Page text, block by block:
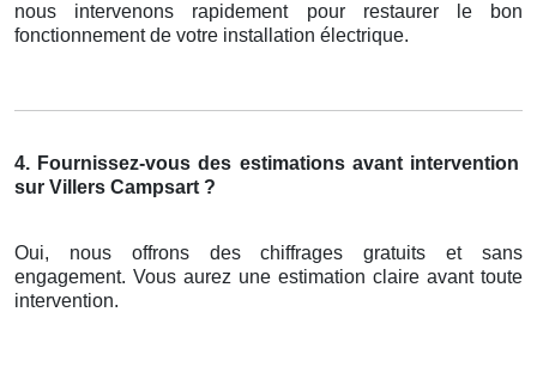
nous intervenons rapidement pour restaurer le bon
fonctionnement de votre installation é lectrique.
4. Fournissez-vous des estimations avant intervention
sur Villers Campsart ?
Oui, nous offrons des chiffrages gratuits et sans
engagement. Vous aurez une estimation claire avant toute
intervention.